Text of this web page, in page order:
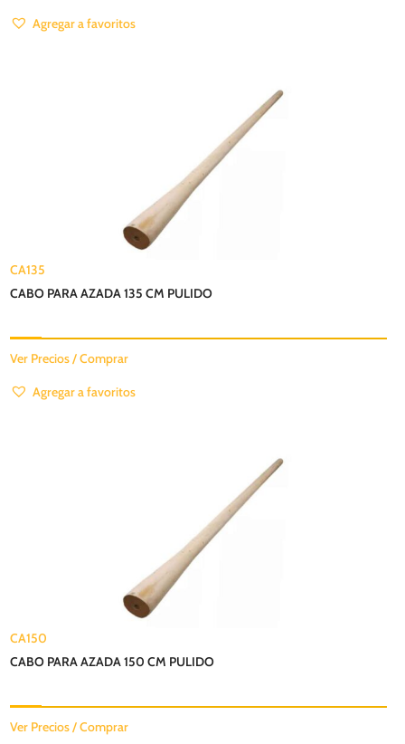
Agregar a favoritos
CA135
CABO PARA AZADA 135 CM PULIDO
Ver Precios / Comprar
Agregar a favoritos
CA150
CABO PARA AZADA 150 CM PULIDO
Ver Precios / Comprar